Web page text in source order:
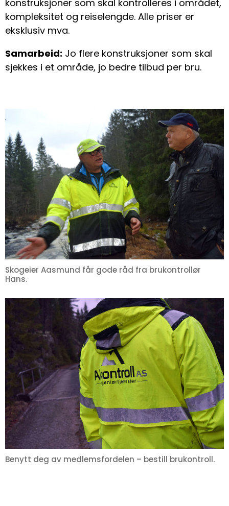
konstruksjoner som skal kontrolleres i området,
kompleksitet og reiselengde. Alle priser er
eksklusiv mva.
Samarbeid: Jo flere konstruksjoner som skal
sjekkes i et område, jo bedre tilbud per bru.
Skogeier Aasmund får gode råd fra brukontrollør
Hans.
Benytt deg av medlemsfordelen – bestill brukontroll.